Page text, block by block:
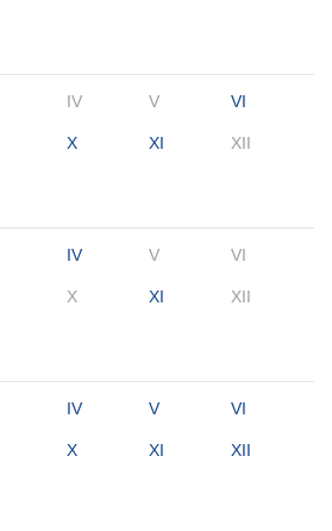
IV V VI
X XI XII
IV V VI
X XI XII
IV V VI
X XI XII